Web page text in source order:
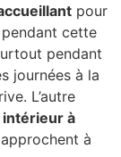
pour
cette
pendant
journées à la
L’autre
à
à